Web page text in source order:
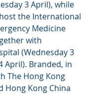
3 April), while
the International
Medicine
with
(Wednesday 3
April). Branded, in
The Hong Kong
Hong Kong China